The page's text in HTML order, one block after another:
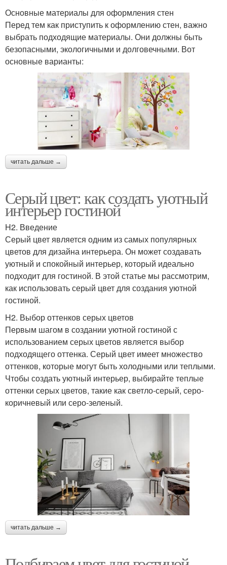
Основные материалы для оформления стен
Перед тем как приступить к оформлению стен, важно
выбрать подходящие материалы. Они должны быть
безопасными, экологичными и долговечными. Вот
основные варианты:
читать дальше →
Серый цвет: как создать уютный
интерьер гостиной
H2. Введение
Серый цвет является одним из самых популярных
цветов для дизайна интерьера. Он может создавать
уютный и спокойный интерьер, который идеально
подходит для гостиной. В этой статье мы рассмотрим,
как использовать серый цвет для создания уютной
гостиной.
H2. Выбор оттенков серых цветов
Первым шагом в создании уютной гостиной с
использованием серых цветов является выбор
подходящего оттенка. Серый цвет имеет множество
оттенков, которые могут быть холодными или теплыми.
Чтобы создать уютный интерьер, выбирайте теплые
оттенки серых цветов, такие как светло-серый, серо-
коричневый или серо-зеленый.
читать дальше →